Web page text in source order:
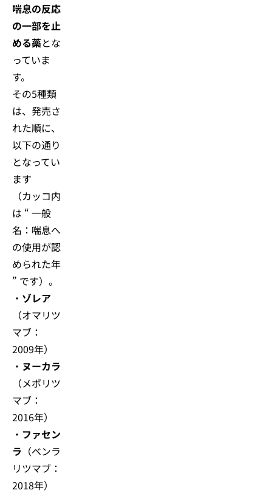
喘息の反応
の一部を止
める薬とな
っていま
す。
その5種類
は、発売さ
れた順に、
以下の通り
となってい
ます
（カッコ内
は “ 一般
名：喘息へ
の使用が認
められた年
” です）。
・ ゾレア
（オマリツ
マブ：
2009年）
・ ヌーカラ
（メポリツ
マブ：
2016年）
・ ファセン
ラ （ベンラ
リツマブ：
2018年）